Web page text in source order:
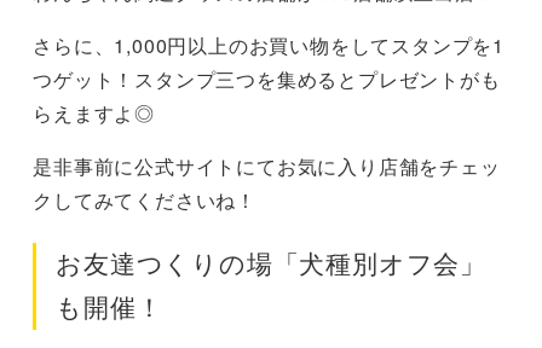
さらに、1,000円以上のお買い物をしてスタンプを1
つゲット！スタンプ三つを集めるとプレゼントがも
らえますよ◎
是非事前に公式サイトにてお気に入り店舗をチェッ
クしてみてくださいね！
お友達つくりの場「犬種別オフ会」
も開催！